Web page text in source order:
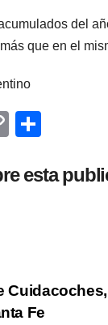
del
que en el
C
p
k
m
esta
Fe